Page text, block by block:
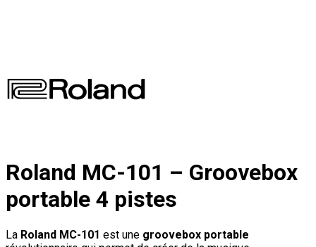
Roland MC-101 – Groovebox
portable 4 pistes
La Roland MC-101 est une groovebox portable